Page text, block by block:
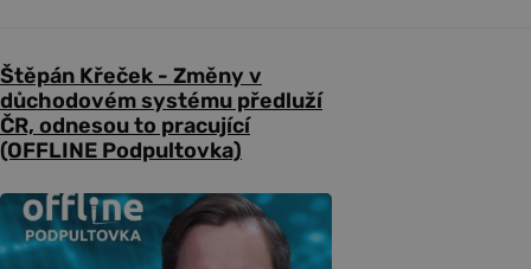
Štěpán Křeček - Změny v
důchodovém systému předluží
ČR, odnesou to pracující
(OFFLINE Podpultovka)